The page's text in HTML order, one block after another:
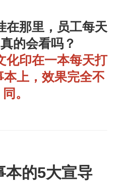
在那里，员工每天
的会看吗？
化印在一本每天打
上，效果完全不
同。
本的5大宣导